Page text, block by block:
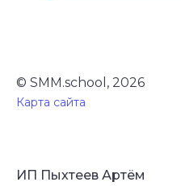
© SMM.school, 2026
Карта сайта
ИП Пыхтеев Артём